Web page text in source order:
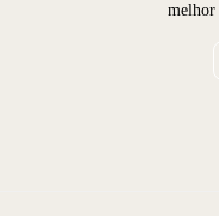
melhor